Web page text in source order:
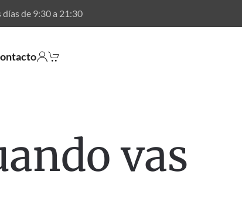
de 9:30a 21:30
vas